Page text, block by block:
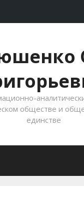
обществе и
единстве